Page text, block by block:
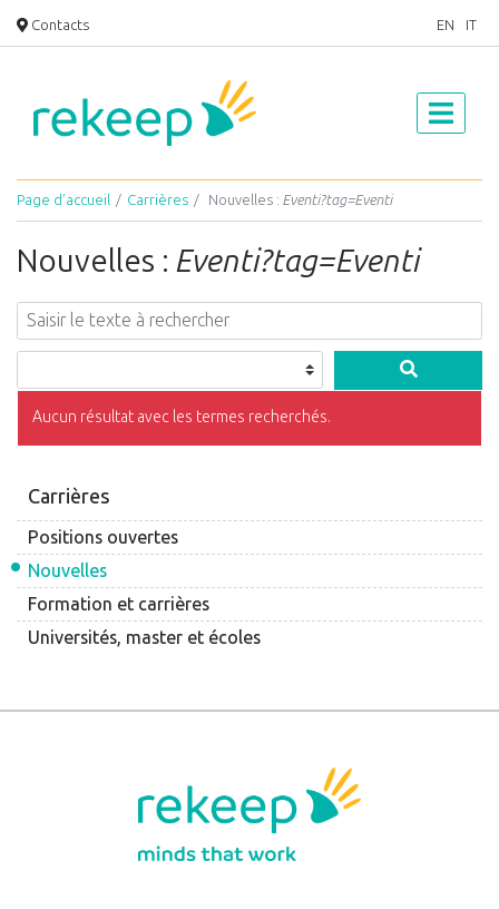
Contacts EN IT
Page d’accueil Carrières Nouvelles : Eventi?tag=Eventi
Carrières
Positions ouvertes
Nouvelles
Formation et carrières
Universités, master et écoles
Nouvelles : Eventi?tag=Eventi
Aucun résultat avec les termes recherchés.